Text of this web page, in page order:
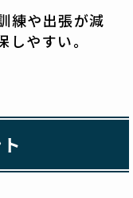
練や出張が減
しやすい。